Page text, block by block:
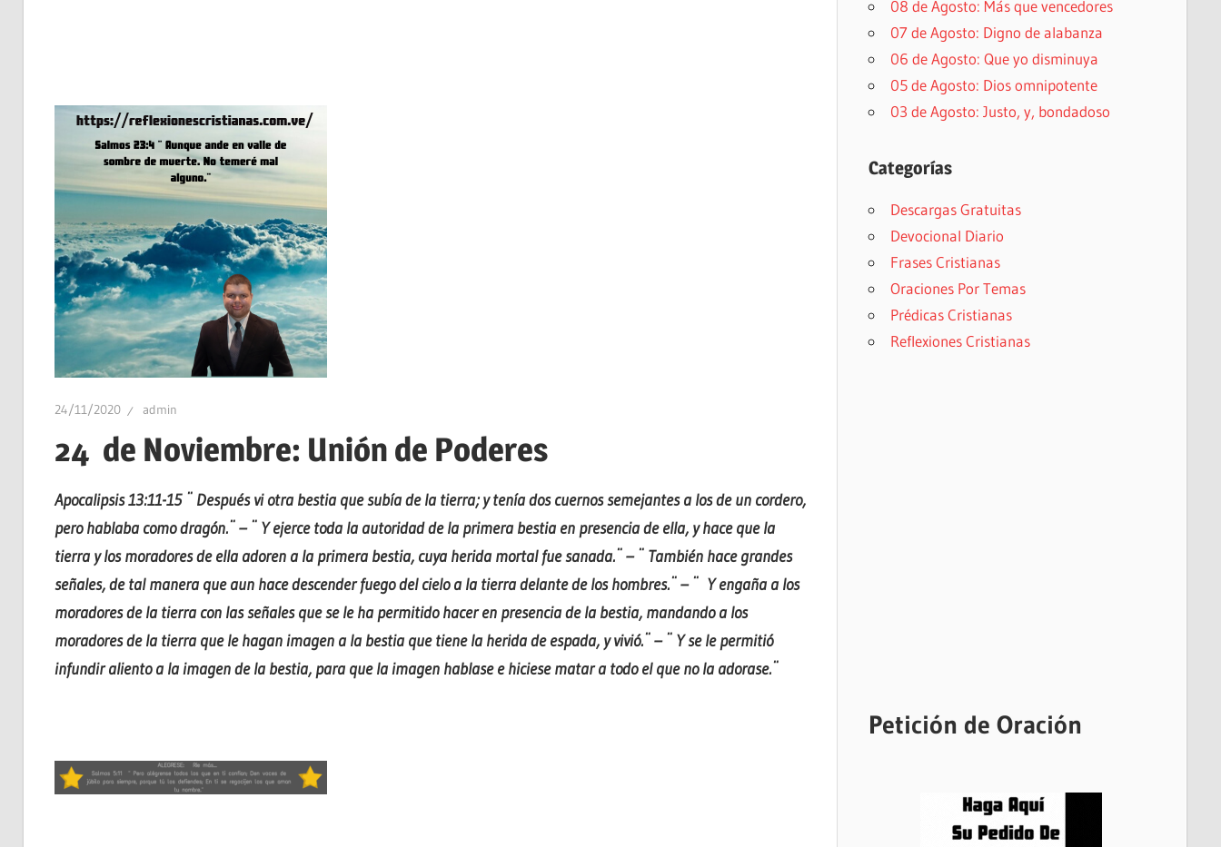
24/11/2020 admin
24 de Noviembre: Unión de Poderes
Apocalipsis 13:11-15 ¨ Después vi otra bestia que subía de la tierra; y tenía dos cuernos semejantes a los de un cordero,
pero hablaba como dragón.¨ – ¨ Y ejerce toda la autoridad de la primera bestia en presencia de ella, y hace que la
tierra y los moradores de ella adoren a la primera bestia, cuya herida mortal fue sanada.¨ – ¨ También hace grandes
señales, de tal manera que aun hace descender fuego del cielo a la tierra delante de los hombres.¨ – ¨ Y engaña a los
moradores de la tierra con las señales que se le ha permitido hacer en presencia de la bestia, mandando a los
moradores de la tierra que le hagan imagen a la bestia que tiene la herida de espada, y vivió.¨ – ¨ Y se le permitió
infundir aliento a la imagen de la bestia, para que la imagen hablase e hiciese matar a todo el que no la adorase.¨
08 de Agosto: Más que vencedores
07 de Agosto: Digno de alabanza
06 de Agosto: Que yo disminuya
05 de Agosto: Dios omnipotente
03 de Agosto: Justo, y, bondadoso
Categorías
Descargas Gratuitas
Devocional Diario
Frases Cristianas
Oraciones Por Temas
Prédicas Cristianas
Reflexiones Cristianas
Petición de Oración